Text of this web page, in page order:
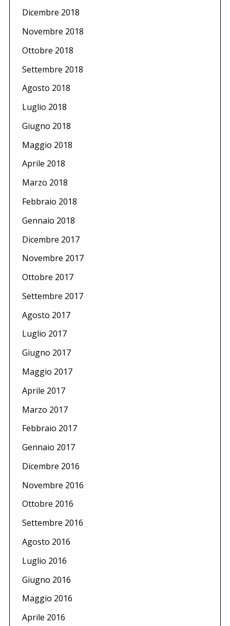
Dicembre 2018
Novembre 2018
Ottobre 2018
Settembre 2018
Agosto 2018
Luglio 2018
Giugno 2018
Maggio 2018
Aprile 2018
Marzo 2018
Febbraio 2018
Gennaio 2018
Dicembre 2017
Novembre 2017
Ottobre 2017
Settembre 2017
Agosto 2017
Luglio 2017
Giugno 2017
Maggio 2017
Aprile 2017
Marzo 2017
Febbraio 2017
Gennaio 2017
Dicembre 2016
Novembre 2016
Ottobre 2016
Settembre 2016
Agosto 2016
Luglio 2016
Giugno 2016
Maggio 2016
Aprile 2016